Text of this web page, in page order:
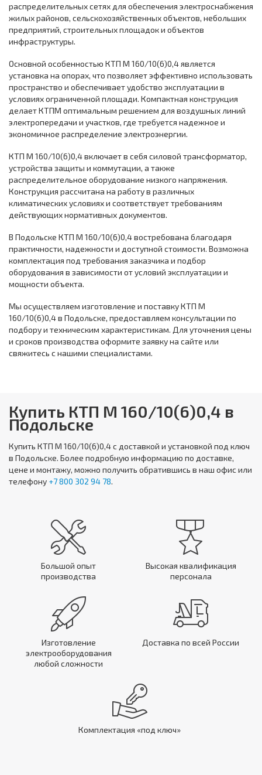
распределительных сетях для обеспечения электроснабжения
жилых районов, сельскохозяйственных объектов, небольших
предприятий, строительных площадок и объектов
инфраструктуры.
Основной особенностью КТП М 160/10(6)0,4 является
установка на опорах, что позволяет эффективно использовать
пространство и обеспечивает удобство эксплуатации в
условиях ограниченной площади. Компактная конструкция
делает КТПМ оптимальным решением для воздушных линий
электропередачи и участков, где требуется надежное и
экономичное распределение электроэнергии.
КТП М 160/10(6)0,4 включает в себя силовой трансформатор,
устройства защиты и коммутации, а также
распределительное оборудование низкого напряжения.
Конструкция рассчитана на работу в различных
климатических условиях и соответствует требованиям
действующих нормативных документов.
В Подольске КТП М 160/10(6)0,4 востребована благодаря
практичности, надежности и доступной стоимости. Возможна
комплектация под требования заказчика и подбор
оборудования в зависимости от условий эксплуатации и
мощности объекта.
Мы осуществляем изготовление и поставку КТП М
160/10(6)0,4 в Подольске, предоставляем консультации по
подбору и техническим характеристикам. Для уточнения цены
и сроков производства оформите заявку на сайте или
свяжитесь с нашими специалистами.
Купить КТП М 160/10(6)0,4 в
Подольске
Купить КТП М 160/10(6)0,4с доставкой и установкой под ключ
в Подольске. Более подробную информацию по доставке,
цене и монтажу, можно получить обратившись в наш офис или
телефону +7 800 302 94 78.
Большой опыт
производства
Высокая квалификация
персонала
Изготовление
электрооборудования
любой сложности
Доставка по всей России
Комплектация «под ключ»